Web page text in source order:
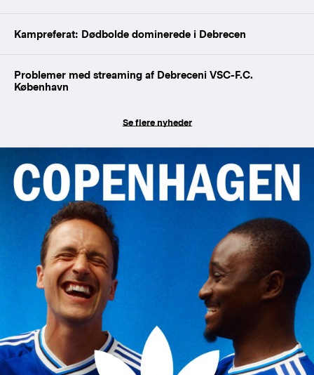
Kampreferat: Dødbolde dominerede i Debrecen
Problemer med streaming af Debreceni VSC-F.C.
København
Se flere nyheder